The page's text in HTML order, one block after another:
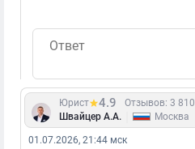
Юрист 4.9
Отзывов: 3 810
Швайцер А.А.
Москва
01.07.2026, 21:44 мск